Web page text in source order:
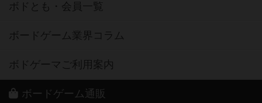
ボドとも・会員一覧
ボードゲーム業界コラム
ボドゲーマご利用案内
ボードゲーム通販